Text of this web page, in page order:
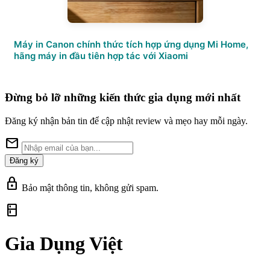
Máy in Canon chính thức tích hợp ứng dụng Mi Home,
hãng máy in đầu tiên hợp tác với Xiaomi
Đừng bỏ lỡ những kiến thức gia dụng mới nhất
Đăng ký nhận bản tin để cập nhật review và mẹo hay mỗi ngày.
mail
Đăng ký
lock Bảo mật thông tin, không gửi spam.
kitchen
Gia Dụng Việt